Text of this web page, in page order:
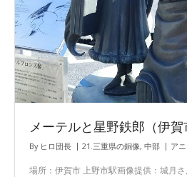
メーテルと星野鉄郎（伊賀
By ヒロ団長 21.三重県の銅像, 中部 ア
場所：伊賀市 上野市駅画像提供：城月